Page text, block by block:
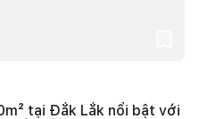
tại Đắk Lắk nổi bật với